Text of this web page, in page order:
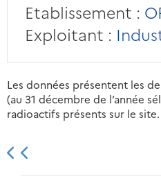
Etablissement :
Exploitant :
Les données présentent les
(au 31 décembre de l’année
radioactifs présents sur le site.